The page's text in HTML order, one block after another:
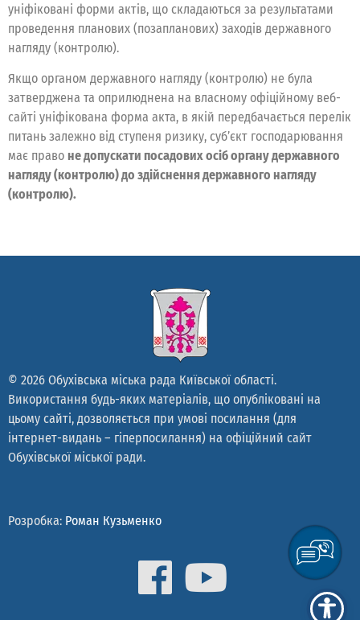
уніфіковані форми актів, що складаються за результатами
проведення планових (позапланових) заходів державного
нагляду (контролю).
Якщо органом державного нагляду (контролю) не була
затверджена та оприлюднена на власному офіційному веб-
сайті уніфікована форма акта, в якій передбачається перелік
питань залежно від ступеня ризику, суб’єкт господарювання
має право не допускати посадових осіб органу державного
нагляду (контролю) до здійснення державного нагляду
(контролю).
© 2026 Обухівська міська рада Київської області.
Використання будь-яких матеріалів, що опубліковані на
цьому сайті, дозволяється при умові посилання (для
інтернет-видань – гіперпосилання) на офіційний сайт
Обухівської міської ради.
Розробка: Роман Кузьменко